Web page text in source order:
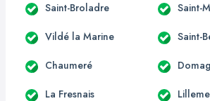
Saint-Broladre Saint-
Vildé la Marine Saint-
Chaumeré
La Fresnais